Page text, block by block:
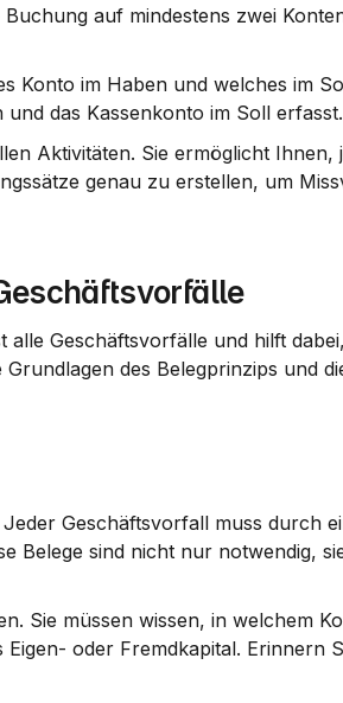
auf mindestens zwei
Konto im Haben und welches im
das Kassenkonto im Soll erfasst.
Aktivitäten. Sie ermöglicht Ihnen,
genau zu erstellen, um
Geschäftsvorfälle und hilft
des Belegprinzips und
Geschäftsvorfall muss durch
Belege sind nicht nur notwendig,
Sie müssen wissen, in welchem
oder Fremdkapital. Erinnern